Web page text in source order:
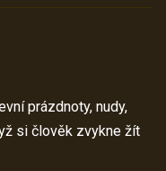
prázdnoty, nudy,
si člověk zvykne žít